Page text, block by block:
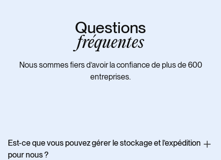
Questions
fréquentes
Nous sommes fiers d’avoir la confiance de plus de 600
entreprises.
Est-ce que vous pouvez gérer le stockage et l’expédition
pour nous ?